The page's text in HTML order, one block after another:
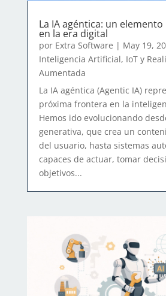
La IA agéntica: un
en la era digital
por Extra Software | May 19,
Inteligencia Artificial, IoT y
Aumentada
La IA agéntica (Agentic IA)
próxima frontera en la
Hemos ido evolucionando
generativa, que crea un
del usuario, hasta sistemas
capaces de actuar, tomar
objetivos...